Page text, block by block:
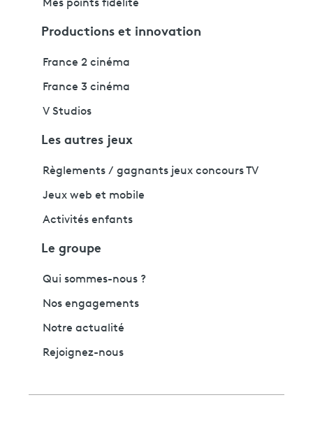
Mes points fidélité
Productions et innovation
France 2 cinéma
France 3 cinéma
V Studios
Les autres jeux
Règlements / gagnants jeux concours TV
Jeux web et mobile
Activités enfants
Le groupe
Qui sommes-nous ?
Nos engagements
Notre actualité
Rejoignez-nous